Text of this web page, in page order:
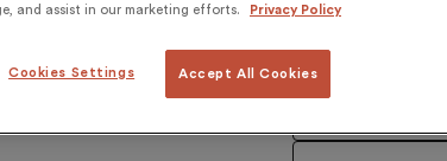
and assist in our marketing efforts.
Privacy Policy
Accept All Cookies
Cookies Settings